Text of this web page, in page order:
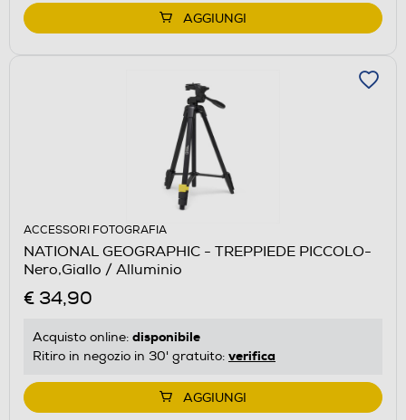
AGGIUNGI
ACCESSORI FOTOGRAFIA
NATIONAL GEOGRAPHIC - TREPPIEDE PICCOLO-
Nero,Giallo / Alluminio
€ 34,90
Acquisto online: disponibile
Ritiro in negozio in 30' gratuito: verifica
AGGIUNGI